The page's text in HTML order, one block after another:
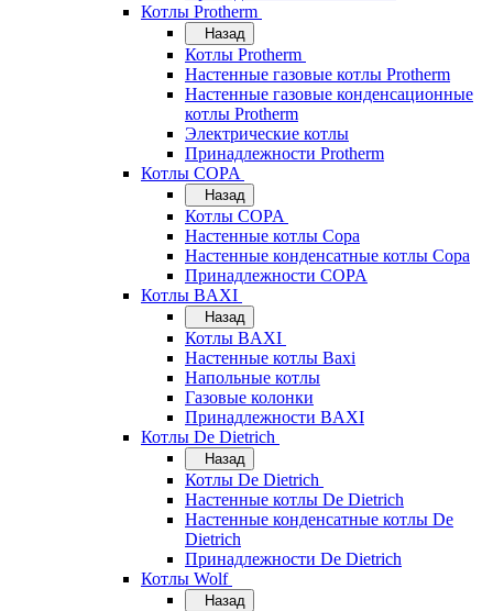
Котлы Protherm
Назад
Котлы Protherm
Настенные газовые котлы Protherm
Настенные газовые конденсационные
котлы Protherm
Электрические котлы
Принадлежности Protherm
Котлы COPA
Назад
Котлы COPA
Настенные котлы Copa
Настенные конденсатные котлы Copa
Принадлежности COPA
Котлы BAXI
Назад
Котлы BAXI
Настенные котлы Baxi
Напольные котлы
Газовые колонки
Принадлежности BAXI
Котлы De Dietrich
Назад
Котлы De Dietrich
Настенные котлы De Dietrich
Настенные конденсатные котлы De
Dietrich
Принадлежности De Dietrich
Котлы Wolf
Назад